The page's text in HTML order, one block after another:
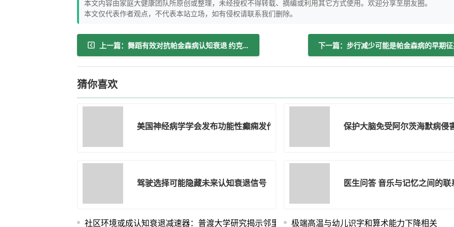
本文内容由家庭大健康团队所原创或整理，未经授权不得转载、摘编或利用其它方式使用。欢迎分享至朋友圈。
本文仅代表作者观点，不代表本站立场，如有侵权请联系我们删除。
上一篇：舞蹈有效对抗帕金森病认知衰退 约克大学研究发现 下一篇：步行减少可能是帕金森病的早期
猜你喜欢
美国神经病学学会发布功能性癫痫发作治疗新指南 保护大脑免受阿尔茨海默病侵
驾驶选择可能隐藏未来认知衰退信号 医生问答 音乐与记忆之间的联
社区环境或成认知衰退减速器：普渡大学研究揭示邻里关系对大脑健康的影响极端高温与幼儿识字和算术能力下降相关